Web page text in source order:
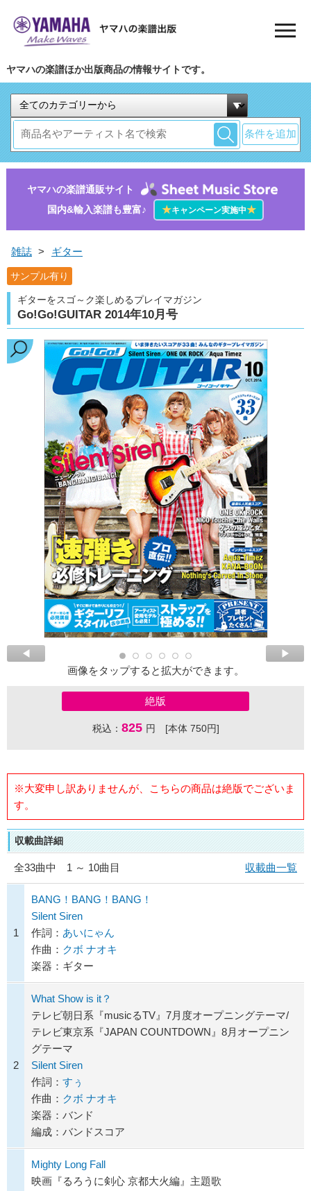
ヤマハの楽譜ほか出版商品の情報サイトです。
条件を追加
ヤマハの楽譜通販サイト
国内&輸入楽譜も豊富♪
★キャンペーン実施中★
雑誌 > ギター
サンプル有り
ギターをスゴ～ク楽しめるプレイマガジン
Go!Go!GUITAR 2014年10月号
画像をタップすると拡大ができます。
絶版
税込： 825 円 [本体 750円]
※大変申し訳ありませんが、こちらの商品は絶版でございま
す。
収載曲詳細
全33曲中 1 ～ 10曲目 収載曲一覧
1
BANG！BANG！BANG！
Silent Siren
作詞： あいにゃん
作曲： クボ ナオキ
楽器：ギター
2
What Show is it？
テレビ朝日系『musicるTV』7月度オープニングテーマ/
テレビ東京系『JAPAN COUNTDOWN』8月オープニン
グテーマ
Silent Siren
作詞： すぅ
作曲： クボ ナオキ
楽器：バンド
編成：バンドスコア
Mighty Long Fall
映画『るろうに剣心 京都大火編』主題歌